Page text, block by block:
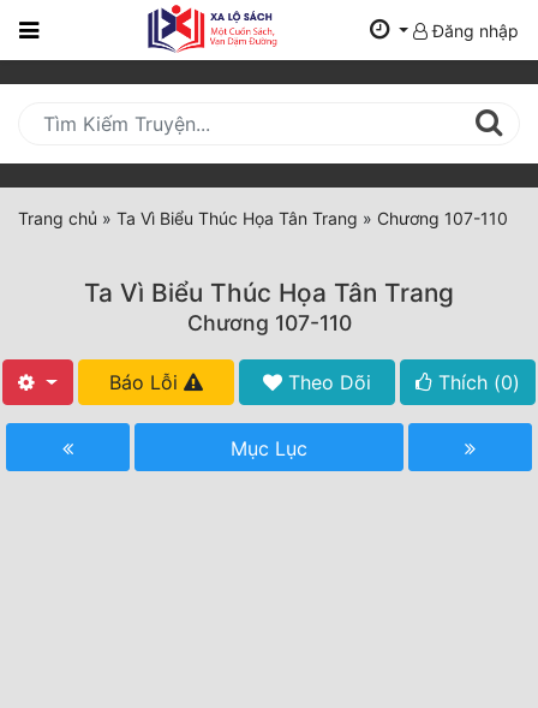
Trang
Mới
Cập
Nhật
(current)
Tất Cả
Đăng nhập
Trang chủ » Ta Vì Biểu Thúc Họa Tân Trang » Chương 107-110
Ta Vì Biểu Thúc Họa Tân Trang
Chương 107-110
Báo Lỗi Theo Dõi Thích (0)
Mục Lục